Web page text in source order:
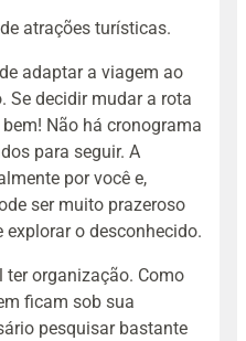
atrações turísticas.
adaptar a viagem ao
Se decidir mudar a rota
Não há cronograma
para seguir. A
por você e,
ser muito prazeroso
explorar o desconhecido.
ter organização. Como
ficam sob sua
pesquisar bastante